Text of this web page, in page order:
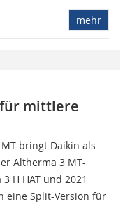
mehr
mittlere
bringt Daikin als
Altherma 3 MT-
H HAT und 2021
eine Split-Version für